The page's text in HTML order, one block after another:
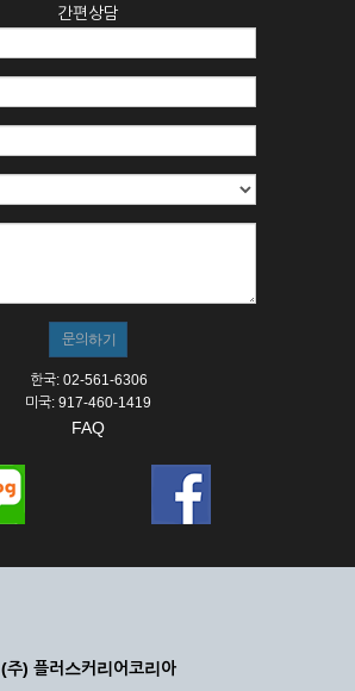
간편상담
한국: 02-561-6306
미국: 917-460-1419
FAQ
(주) 플러스커리어코리아